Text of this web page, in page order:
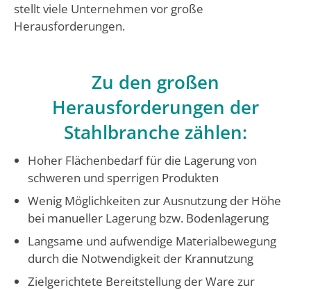
stellt viele Unternehmen vor große
Herausforderungen.
Zu den großen
Herausforderungen der
Stahlbranche zählen:
Hoher Flächenbedarf für die Lagerung von
schweren und sperrigen Produkten
Wenig Möglichkeiten zur Ausnutzung der Höhe
bei manueller Lagerung bzw. Bodenlagerung
Langsame und aufwendige Materialbewegung
durch die Notwendigkeit der Krannutzung
Zielgerichtete Bereitstellung der Ware zur